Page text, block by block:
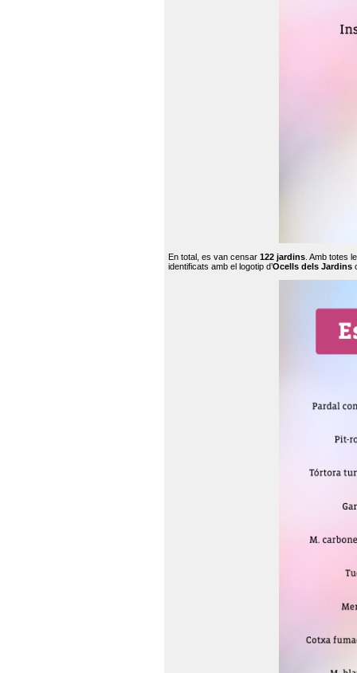
En total, es van censar 122 jardins . Amb totes
identificats amb el logotip d’Ocells dels Jardins